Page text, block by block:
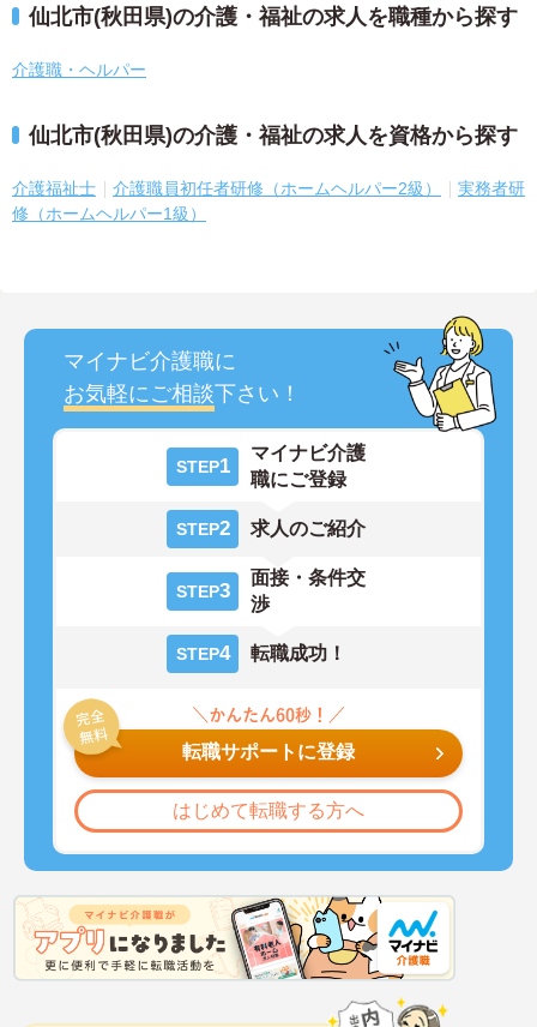
仙北市(秋田県)の介護・福祉の求人を職種から探す
介護職・ヘルパー
仙北市(秋田県)の介護・福祉の求人を資格から探す
介護福祉士 介護職員初任者研修（ホームヘルパー2級）
実務者研
修（ホームヘルパー1級）
マイナビ介護職に
お気軽にご相談下さい！
STEP1
マイナビ介護
職にご登録
STEP2 求人のご紹介
STEP3
面接・条件交
渉
STEP4 転職成功！
転職サポートに登録
はじめて転職する方へ